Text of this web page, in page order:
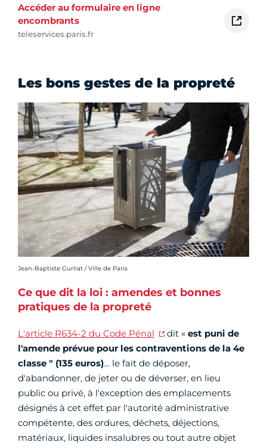
Accéder au formulaire en ligne
encombrants
teleservices.paris.fr
Les bons gestes de la propreté
Crédit photo :
Jean-Baptiste Gurliat / Ville de Paris
Ce que dit la loi : amendes et bonnes
pratiques de la propreté
L'article R634-2 du Code Pénal dit « est puni de
l'amende prévue pour les contraventions de la 4e
classe " (135 euros)… le fait de déposer,
d'abandonner, de jeter ou de déverser, en lieu
public ou privé, à l'exception des emplacements
désignés à cet effet par l'autorité administrative
compétente, des ordures, déchets, déjections,
matériaux, liquides insalubres ou tout autre objet